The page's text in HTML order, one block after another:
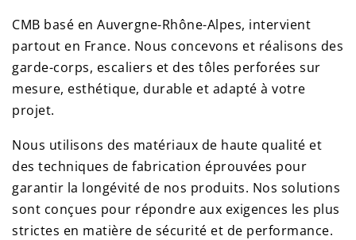
CMB basé en Auvergne-Rhône-Alpes, intervient
partout en France. Nous concevons et réalisons des
garde-corps, escaliers et des tôles perforées sur
mesure, esthétique, durable et adapté à votre
projet.
Nous utilisons des matériaux de haute qualité et
des techniques de fabrication éprouvées pour
garantir la longévité de nos produits. Nos solutions
sont conçues pour répondre aux exigences les plus
strictes en matière de sécurité et de performance.